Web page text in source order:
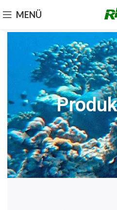
MENÜ